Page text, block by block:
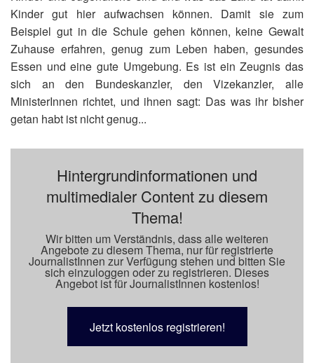
Kinder gut hier aufwachsen können. Damit sie zum
Beispiel gut in die Schule gehen können, keine Gewalt
Zuhause erfahren, genug zum Leben haben, gesundes
Essen und eine gute Umgebung. Es ist ein Zeugnis das
sich an den Bundeskanzler, den Vizekanzler, alle
MinisterInnen richtet, und ihnen sagt: Das was ihr bisher
getan habt ist nicht genug...
Hintergrundinformationen und
multimedialer Content zu diesem
Thema!
Wir bitten um Verständnis, dass alle weiteren
Angebote zu diesem Thema, nur für registrierte
JournalistInnen zur Verfügung stehen und bitten Sie
sich einzuloggen oder zu registrieren. Dieses
Angebot ist für JournalistInnen kostenlos!
Jetzt kostenlos registrieren!